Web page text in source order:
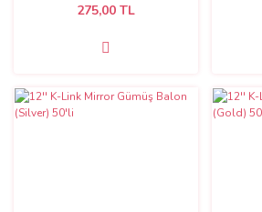
275,00 TL